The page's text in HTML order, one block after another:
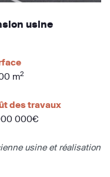
usine
m2
des travaux
000€
usine et réalisation